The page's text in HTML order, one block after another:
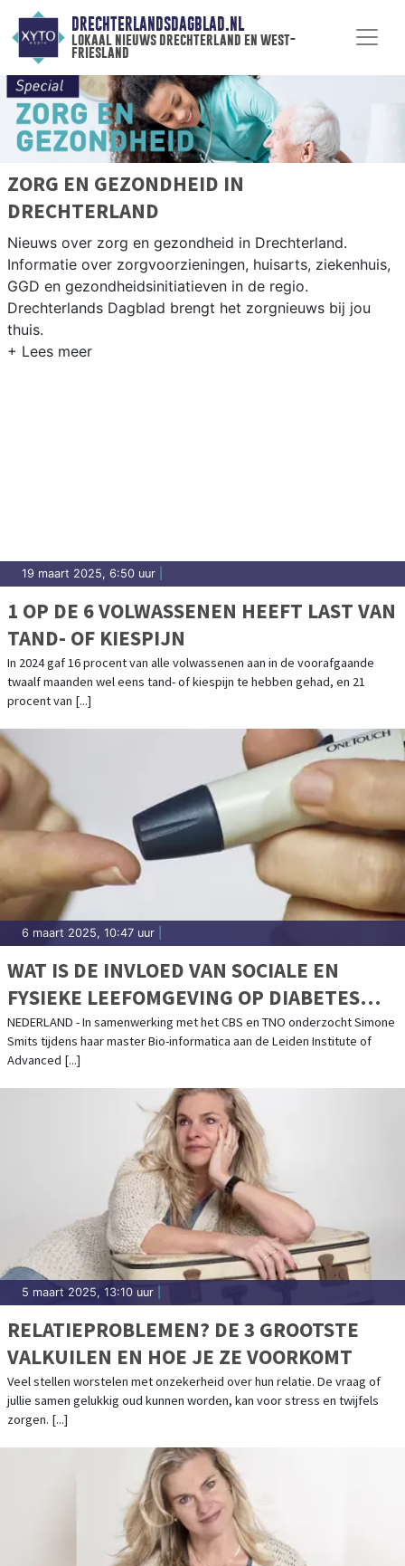
DRECHTERLANDSDAGBLAD.NL
lokaal nieuws drechterland en west-
friesland
ZORG EN GEZONDHEID IN
DRECHTERLAND
Nieuws over zorg en gezondheid in Drechterland.
Informatie over zorgvoorzieningen, huisarts, ziekenhuis,
GGD en gezondheidsinitiatieven in de regio.
Drechterlands Dagblad brengt het zorgnieuws bij jou
thuis.
19 maart 2025, 6:50 uur
1 OP DE 6 VOLWASSENEN HEEFT LAST VAN
TAND- OF KIESPIJN
In 2024 gaf 16 procent van alle volwassenen aan in de voorafgaande
twaalf maanden wel eens tand- of kiespijn te hebben gehad, en 21
procent van [...]
6 maart 2025, 10:47 uur
WAT IS DE INVLOED VAN SOCIALE EN
FYSIEKE LEEFOMGEVING OP DIABETES
TYPE 2?
NEDERLAND - In samenwerking met het CBS en TNO onderzocht Simone
Smits tijdens haar master Bio-informatica aan de Leiden Institute of
Advanced [...]
5 maart 2025, 13:10 uur
RELATIEPROBLEMEN? DE 3 GROOTSTE
VALKUILEN EN HOE JE ZE VOORKOMT
Veel stellen worstelen met onzekerheid over hun relatie. De vraag of
jullie samen gelukkig oud kunnen worden, kan voor stress en twijfels
zorgen. [...]